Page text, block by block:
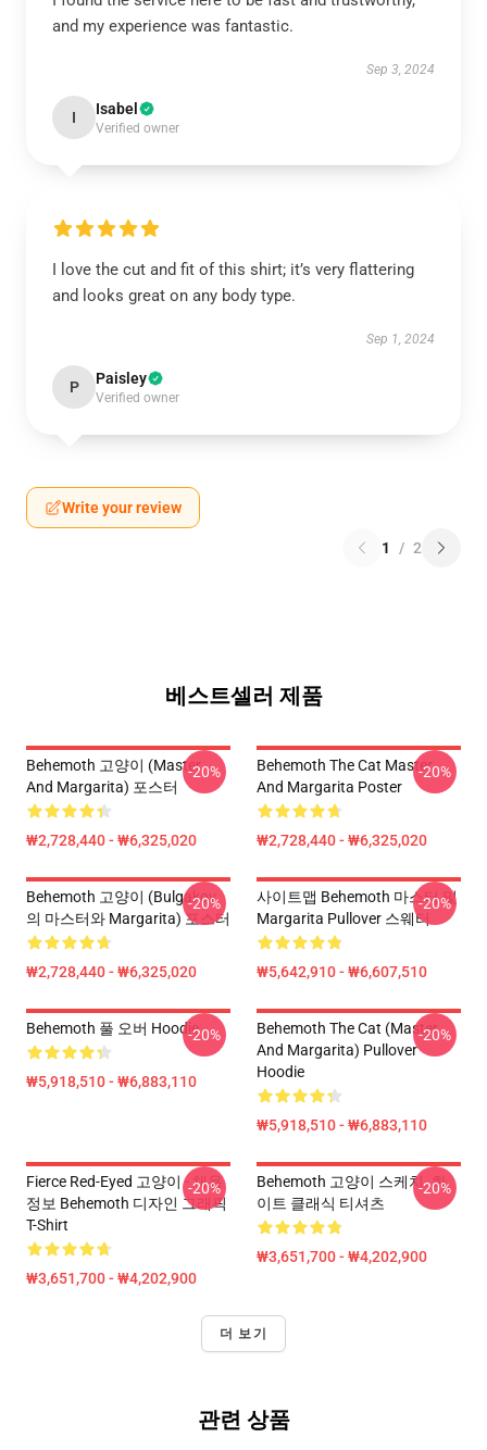
and my experience was fantastic.
Sep 3, 2024
I Isabel
Verified owner
I love the cut and fit of this shirt; it’s very flattering
and looks great on any body type.
Sep 1, 2024
P Paisley
Verified owner
Write your review
1 / 2
베스트셀러 제품
Behemoth 고양이 (Master
And Margarita) 포스터
₩2,728,440 - ₩6,325,020
-20%
Behemoth The Cat Master
And Margarita Poster
₩2,728,440 - ₩6,325,020
-20%
Behemoth 고양이 (Bulgakov
의 마스터와 Margarita) 포스터
₩2,728,440 - ₩6,325,020
-20%
사이트맵 Behemoth 마스터 및
Margarita Pullover 스웨터
₩5,642,910 - ₩6,607,510
-20%
Behemoth 풀 오버 Hoodie
₩5,918,510 - ₩6,883,110
-20%
Behemoth The Cat (Master
And Margarita) Pullover
Hoodie
₩5,918,510 - ₩6,883,110
-20%
Fierce Red-Eyed 고양이 - 채용
정보 Behemoth 디자인 그래픽
T-Shirt
₩3,651,700 - ₩4,202,900
-20%
Behemoth 고양이 스케치. 화
이트 클래식 티셔츠
₩3,651,700 - ₩4,202,900
-20%
더 보기
관련 상품